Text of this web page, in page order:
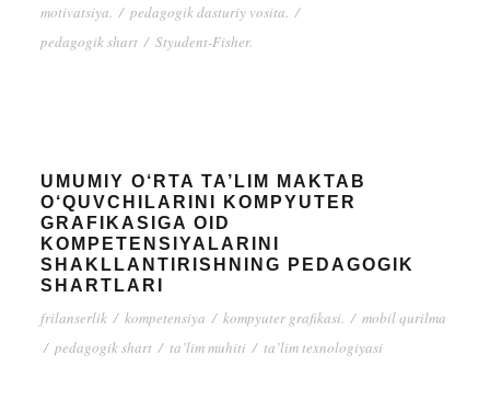
motivatsiya. / pedagogik dasturiy vosita. /
pedagogik shart / Styudent-Fisher.
UMUMIY O‘RTA TA’LIM MAKTAB
O‘QUVCHILARINI KOMPYUTER
GRAFIKASIGA OID
KOMPETENSIYALARINI
SHAKLLANTIRISHNING PEDAGOGIK
SHARTLARI
frilanserlik / kompetensiya / kompyuter grafikasi. / mobil qurilma
/ pedagogik shart / ta’lim muhiti / ta’lim texnologiyasi